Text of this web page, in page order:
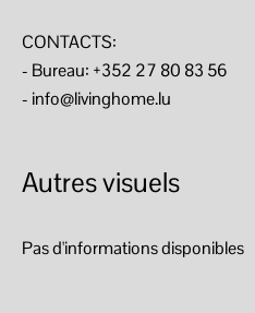
CONTACTS:
- Bureau: +352 27 80 83 56
- info@livinghome.lu
Autres visuels
Pas d'informations disponibles